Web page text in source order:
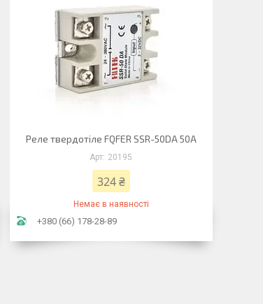
Реле твердотіле FQFER SSR-50DA 50A
20195
324 ₴
Немає в наявності
+380 (66) 178-28-89